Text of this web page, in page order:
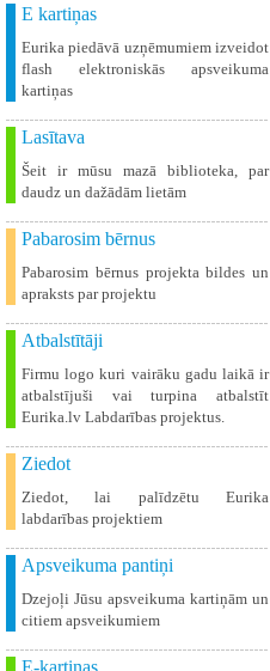
E kartiņas
Eurika piedāvā uzņēmumiem izveidot
flash elektroniskās apsveikuma
kartiņas
Lasītava
Šeit ir mūsu mazā biblioteka, par
daudz un dažādām lietām
Pabarosim bērnus
Pabarosim bērnus projekta bildes un
apraksts par projektu
Atbalstītāji
Firmu logo kuri vairāku gadu laikā ir
atbalstījuši vai turpina atbalstīt
Eurika.lv Labdarības projektus.
Ziedot
Ziedot, lai palīdzētu Eurika
labdarības projektiem
Apsveikuma pantiņi
Dzejoļi Jūsu apsveikuma kartiņām un
citiem apsveikumiem
E-kartiņas